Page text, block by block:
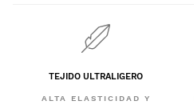
TEJIDO ULTRALIGERO
ALTA ELASTICIDAD Y